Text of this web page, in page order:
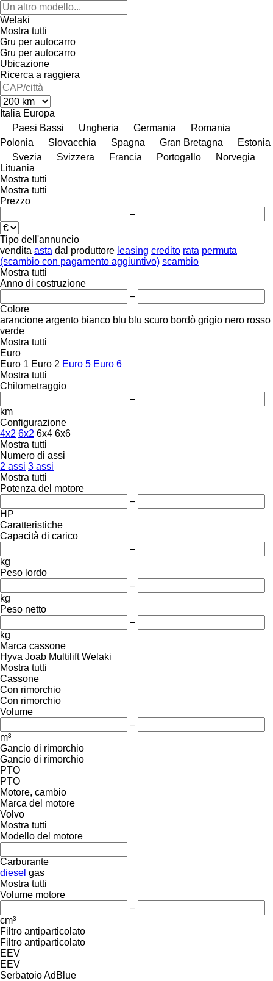
Welaki
Mostra tutti
Gru per autocarro
Gru per autocarro
Ubicazione
Ricerca a raggiera
Italia Europa
Paesi Bassi
Ungheria Germania
Romania
Polonia
Slovacchia Spagna Gran Bretagna
Estonia
Svezia
Svizzera Francia Portogallo
Norvegia
Lituania
Mostra tutti
Mostra tutti
Prezzo
–
Tipo dell'annuncio
vendita asta dal produttore leasing credito rata permuta
(scambio con pagamento aggiuntivo) scambio
Mostra tutti
Anno di costruzione
–
Colore
arancione argento bianco blu blu scuro bordò grigio nero rosso
verde
Mostra tutti
Euro
Euro 1 Euro 2 Euro 5 Euro 6
Mostra tutti
Chilometraggio
–
km
Configurazione
4x2 6x2 6x4 6x6
Mostra tutti
Numero di assi
2 assi 3 assi
Mostra tutti
Potenza del motore
–
HP
Caratteristiche
Capacità di carico
–
kg
Peso lordo
–
kg
Peso netto
–
kg
Marca cassone
Hyva Joab Multilift Welaki
Mostra tutti
Cassone
Con rimorchio
Con rimorchio
Volume
–
m³
Gancio di rimorchio
Gancio di rimorchio
PTO
PTO
Motore, cambio
Marca del motore
Volvo
Mostra tutti
Modello del motore
Carburante
diesel gas
Mostra tutti
Volume motore
–
cm³
Filtro antiparticolato
Filtro antiparticolato
EEV
EEV
Serbatoio AdBlue